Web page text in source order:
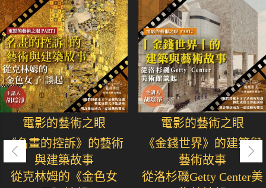
電影的藝術之眼
《名畫的控訴》的藝術
與建築故事
從克林姆的《金色女
電影的藝術之眼
《金錢世界》的建築與
藝術故事
從洛杉磯Getty Center美